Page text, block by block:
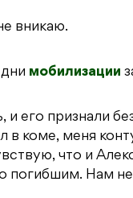
вникаю.
мобилизации
и его признали
в коме, меня
что и
погибшим. Нам